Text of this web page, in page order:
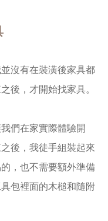
沒有在裝潢後家具都
後，才開始找家具。
們在家實際體驗開
後，我徒手組裝起來
，也不需要額外準備
包裡面的木槌和隨附